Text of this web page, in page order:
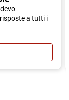
a tutti i
E VALIGIE: